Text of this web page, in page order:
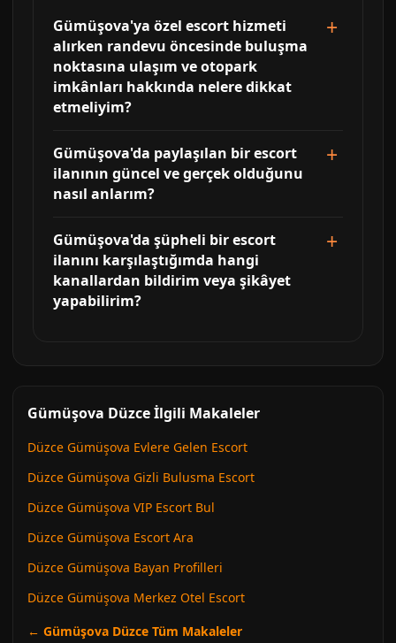
Gümüşova'ya özel escort hizmeti
alırken randevu öncesinde buluşma
noktasına ulaşım ve otopark
imkânları hakkında nelere dikkat
etmeliyim?
Gümüşova'da paylaşılan bir escort
ilanının güncel ve gerçek olduğunu
nasıl anlarım?
Gümüşova'da şüpheli bir escort
ilanını karşılaştığımda hangi
kanallardan bildirim veya şikâyet
yapabilirim?
Gümüşova Düzce İlgili Makaleler
Düzce Gümüşova Evlere Gelen Escort
Düzce Gümüşova Gizli Bulusma Escort
Düzce Gümüşova VIP Escort Bul
Düzce Gümüşova Escort Ara
Düzce Gümüşova Bayan Profilleri
Düzce Gümüşova Merkez Otel Escort
← Gümüşova Düzce Tüm Makaleler